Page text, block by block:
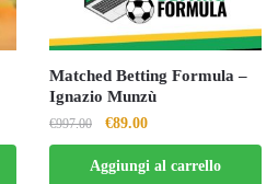
Matched Betting Formula –
Ignazio Munzù
€997.00
Il
prezzo
originale
€89.00Il
prezzo
attuale
Aggiungi al carrello